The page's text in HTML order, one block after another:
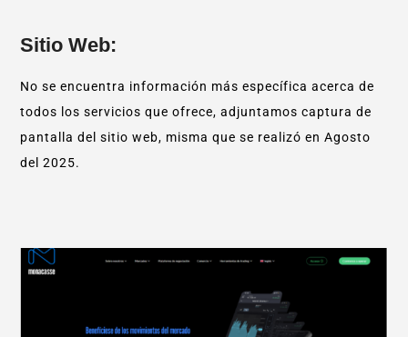
Sitio Web:
No se encuentra información más específica acerca de
todos los servicios que ofrece, adjuntamos captura de
pantalla del sitio web, misma que se realizó en Agosto
del 2025.